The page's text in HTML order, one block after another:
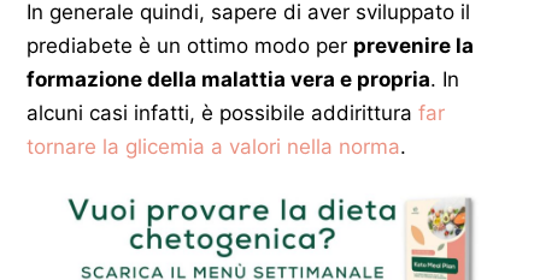
In generale quindi, sapere di aver sviluppato il
prediabete è un ottimo modo per prevenire la
formazione della malattia vera e propria. In
alcuni casi infatti, è possibile addirittura far
tornare la glicemia a valori nella norma.